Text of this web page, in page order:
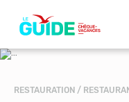
contenu
principal
RESTAURATION /